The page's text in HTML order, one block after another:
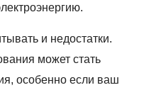
и недостатки.
может стать
особенно если ваш